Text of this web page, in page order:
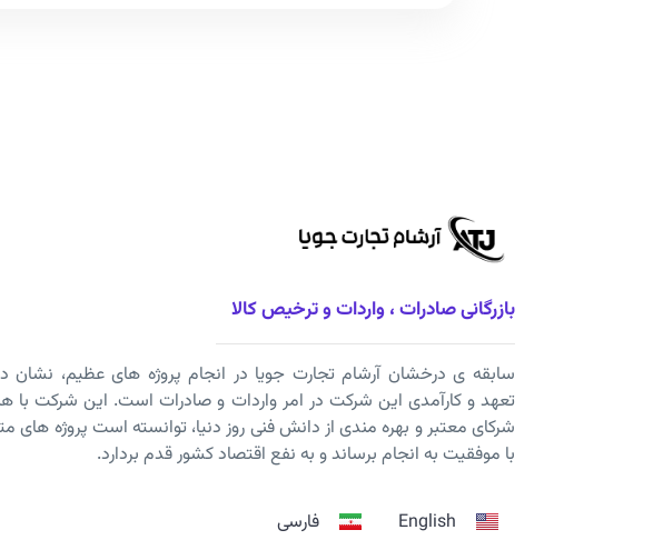
بازرگانی صادرات ، واردات و ترخیص کالا
سابقه ی درخشان آرشام تجارت جویا در انجام پروژه های عظیم، نشان
تعهد و کارآمدی این شرکت در امر واردات و صادرات است. این شرکت با
شرکای معتبر و بهره مندی از دانش فنی روز دنیا، توانسته است پروژه های
با موفقیت به انجام برساند و به نفع اقتصاد کشور قدم بردارد.
English فارسی